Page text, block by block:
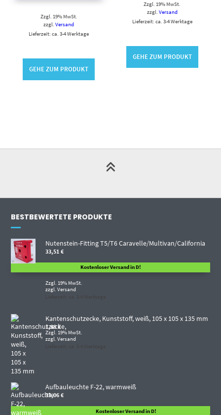
Zzgl. 19% MwSt.
zzgl.Versand
Lieferzeit: ca. 3-4 Werktage
GEHE ZUM PRODUKT
Zzgl. 19% MwSt.
zzgl. Versand
Lieferzeit: ca. 3-4 Werktage
GEHE ZUM PRODUKT
BESTBEWERTETE PRODUKTE
Nutenstein-Fitting T5/T6 Caravelle/Multivan/California
33,51€
Kostenloser Versand in D!
Zzgl. 19% MwSt.
zzgl.Versand
Lieferzeit: ca. 3-4 Werktage
Kantenschutzecke, Kunststoff, weiß, 105 x 105 x 135 mm
1,88€
Zzgl. 19% MwSt.
zzgl.Versand
Lieferzeit: ca. 3-4 Werktage
Aufbauleuchte F-22, warmweiß
33,06€
Kostenloser Versand in D!